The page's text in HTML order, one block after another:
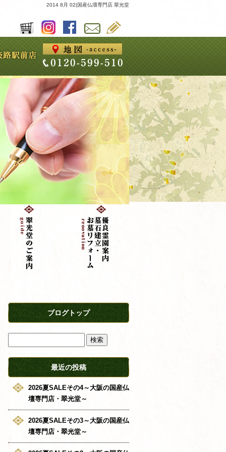
2014 8月 02|国産仏壇専門店 翠光堂
ブログトップ
最近の投稿
2026夏SALEその4～大阪の国産仏
壇専門店・翠光堂～
2026夏SALEその3～大阪の国産仏
壇専門店・翠光堂～